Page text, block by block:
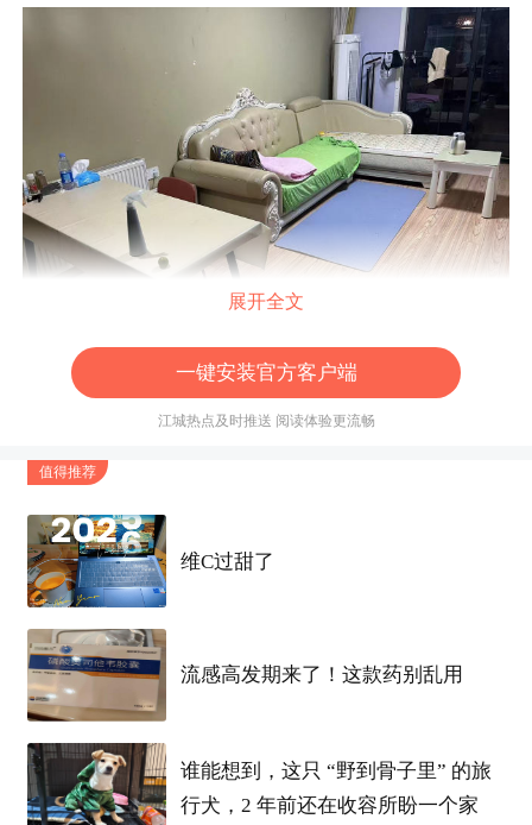
展开全文
一键安装官方客户端
江城热点及时推送 阅读体验更流畅
值得推荐
维C过甜了
流感高发期来了！这款药别乱用
谁能想到，这只 “野到骨子里” 的旅
行犬，2 年前还在收容所盼一个家